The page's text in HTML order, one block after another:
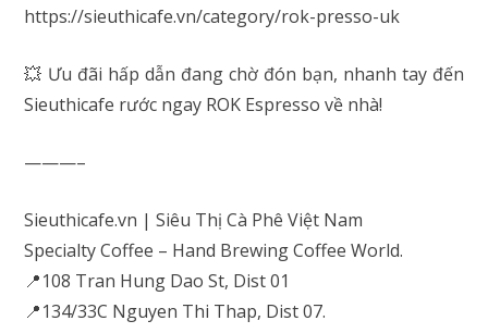
https://sieuthicafe.vn/category/rok-presso-uk
💥 Ưu đãi hấp dẫn đang chờ đón bạn, nhanh tay đến
Sieuthicafe rước ngay ROK Espresso về nhà!
———–
Sieuthicafe.vn | Siêu Thị Cà Phê Việt Nam
Specialty Coffee – Hand Brewing Coffee World.
📍108 Tran Hung Dao St, Dist 01
📍134/33C Nguyen Thi Thap, Dist 07.